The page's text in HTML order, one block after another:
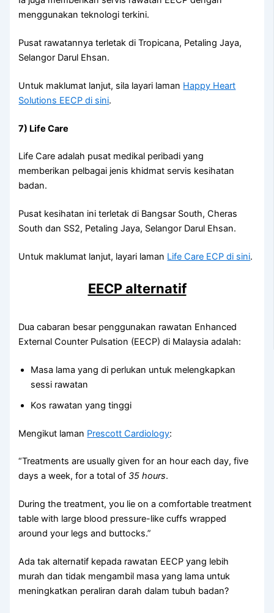
menggunakan teknologi terkini.
Pusat rawatannya terletak di Tropicana, Petaling Jaya,
Selangor Darul Ehsan.
Untuk maklumat lanjut, sila layari laman Happy Heart
Solutions EECP di sini.
7) Life Care
Life Care adalah pusat medikal peribadi yang
memberikan pelbagai jenis khidmat servis kesihatan
badan.
Pusat kesihatan ini terletak di Bangsar South, Cheras
South dan SS2, Petaling Jaya, Selangor Darul Ehsan.
Untuk maklumat lanjut, layari laman Life Care ECP di sini.
EECP alternatif
Dua cabaran besar penggunakan rawatan Enhanced
External Counter Pulsation (EECP) di Malaysia adalah:
Masa lama yang di perlukan untuk melengkapkan
sessi rawatan
Kos rawatan yang tinggi
Mengikut laman Prescott Cardiology:
“Treatments are usually given for an hour each day, five
days a week, for a total of 35 hours.
During the treatment, you lie on a comfortable treatment
table with large blood pressure-like cuffs wrapped
around your legs and buttocks.”
Ada tak alternatif kepada rawatan EECP yang lebih
murah dan tidak mengambil masa yang lama untuk
meningkatkan peraliran darah dalam tubuh badan?